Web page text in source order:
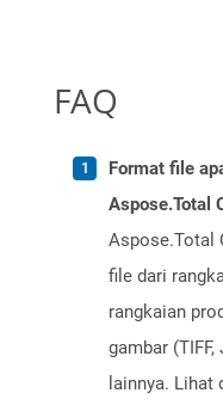
FAQ
Format file
Aspose.Total
Aspose.Total
file dari
rangkaian
gambar (TIFF,
lainnya. Lihat